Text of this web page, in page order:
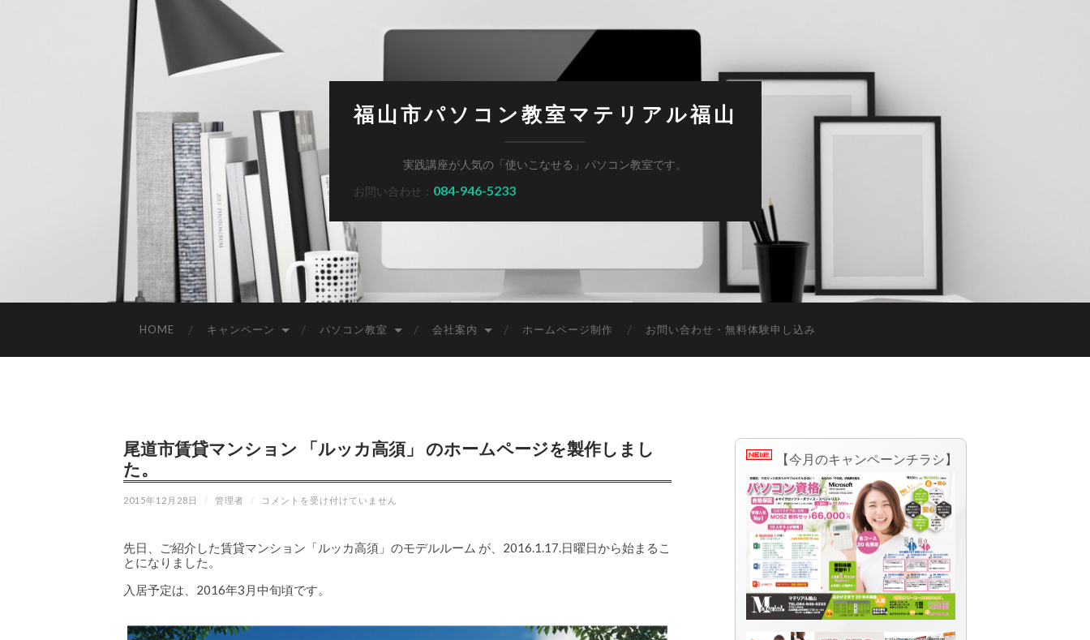
福山市パソコン教室マテリアル福山
実践講座が人気の「使いこなせる」パソコン教室です。
お問い合わせ： 084-946-5233
HOME キャンペーン パソコン教室 会社案内 ホームページ制作 お問い合わせ・無料体験申し込み
尾道市賃貸マンション 「ルッカ高須」 のホームページを製作しまし
た。
2015年12月28日 / 管理者 /
尾
貸
シ
ョ
コメントを受け付けていません
先日、ご紹介した賃貸マンション「ルッカ高須」のモデルルーム が、2016.1.17.日曜日から始まるこ
とになりました。
入居予定は、2016年3月中旬頃です。
【今月のキャンペーンチラシ】